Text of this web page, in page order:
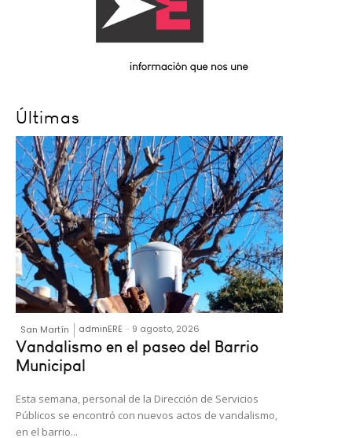
Últimas
San Martín adminERE - 9 agosto, 2026
Vandalismo en el paseo del Barrio
Municipal
Esta semana, personal de la Dirección de Servicios
Públicos se encontró con nuevos actos de vandalismo,
en el barrio...